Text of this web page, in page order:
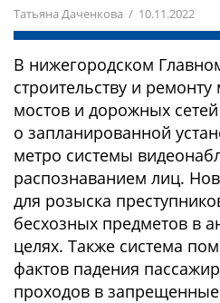
Татьяна Даченкова / 10.11.2022
В нижегородском
строительству и
мостов и дорожных
о запланированной
метро системы
распознаванием лиц.
для розыска
бесхозных предметов в
целях. Также система
фактов падения
проходов в